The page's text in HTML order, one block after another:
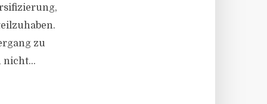
zu
nicht...